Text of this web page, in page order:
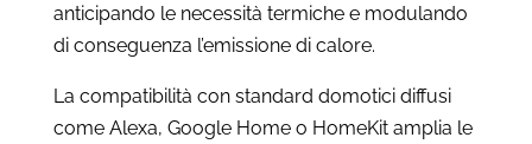
anticipando le necessità termiche e modulando
di conseguenza l’emissione di calore.
La compatibilità con standard domotici diffusi
come Alexa, Google Home o HomeKit amplia le